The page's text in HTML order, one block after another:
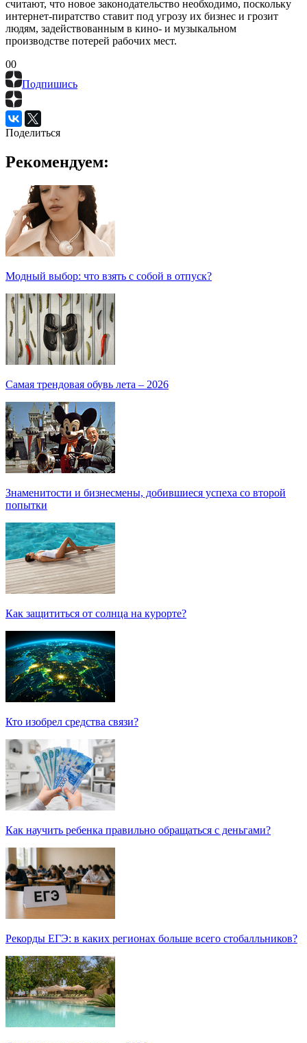
Вчера на странице главы Facebook Марка Цукерберга также
появилось протестное сообщение. «Интернет — это самый
мощный инструмент для создания открытого, объединенного
мира. Мы не можем допустить, чтобы плохо продуманные
против SOPA и PIPA, и мы будем выступать против любого
закона, который может повредить Интернету», — написал
Цукерберг. Это «статус»-сообщение на момент написания
данного материала собрало более 475 тысяч «лайков» (то есть,
фактически голосов в поддержку). «Поделились» статусом на
своей странице около 90 тысяч пользователей социальной
Голосование по SOPA и PIPA в Сенате США назначено на
американская ассоциация звукозаписи (RIAA, Recording
Industry Association of America) и ассоциация кинокомпаний
Америки (MPAA, Motion Picture Association of America). Они
считают, что новое законодательство необходимо, поскольку
интернет-пиратство ставит под угрозу их бизнес и грозит
людям, задействованным в кино- и музыкальном
Подпишись
Поделиться
Рекомендуем:
Модный выбор: что взять с собой в отпуск?
Самая трендовая обувь лета – 2026
Знаменитости и бизнесмены, добившиеся успеха со второй
попытки
Как защититься от солнца на курорте?
Кто изобрел средства связи?